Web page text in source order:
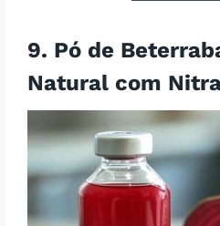
9. Pó de
Natural com